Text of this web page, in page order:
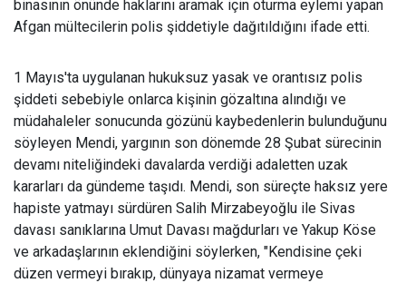
binasının önünde haklarını aramak için oturma eylemi yapan
Afgan mültecilerin polis şiddetiyle dağıtıldığını ifade etti.
1 Mayıs'ta uygulanan hukuksuz yasak ve orantısız polis
şiddeti sebebiyle onlarca kişinin gözaltına alındığı ve
müdahaleler sonucunda gözünü kaybedenlerin bulunduğunu
söyleyen Mendi, yargının son dönemde 28 Şubat sürecinin
devamı niteliğindeki davalarda verdiği adaletten uzak
kararları da gündeme taşıdı. Mendi, son süreçte haksız yere
hapiste yatmayı sürdüren Salih Mirzabeyoğlu ile Sivas
davası sanıklarına Umut Davası mağdurları ve Yakup Köse
ve arkadaşlarının eklendiğini söylerken, "Kendisine çeki
düzen vermeyi bırakıp, dünyaya nizamat vermeye